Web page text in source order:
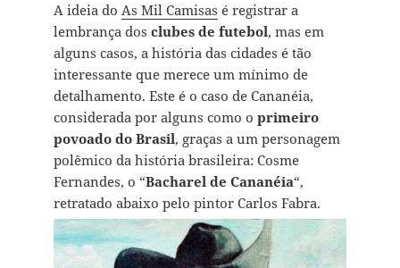
A ideia do As Mil Camisas é registrar a
lembrança dos clubes de futebol, mas em
alguns casos, a história das cidades é tão
interessante que merece um mínimo de
detalhamento. Este é o caso de Cananéia,
considerada por alguns como o primeiro
povoado do Brasil, graças a um personagem
polêmico da história brasileira: Cosme
Fernandes, o “Bacharel de Cananéia“,
retratado abaixo pelo pintor Carlos Fabra.